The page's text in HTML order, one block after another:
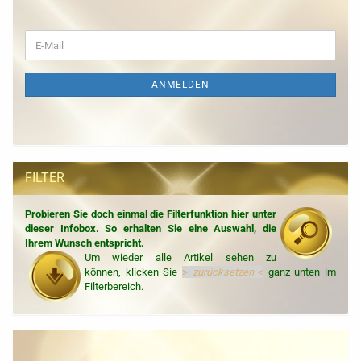
ZUR
E-
Mail
ANMELDEN
FILTER
Probieren Sie doch einmal die Filterfunktion hier unter
dieser Infobox. So erhalten Sie eine Auswahl, die
Ihrem Wunsch entspricht.
Um wieder alle Artikel sehen zu
können, klicken Sie > zurücksetzen< ganz unten im
Filterbereich.